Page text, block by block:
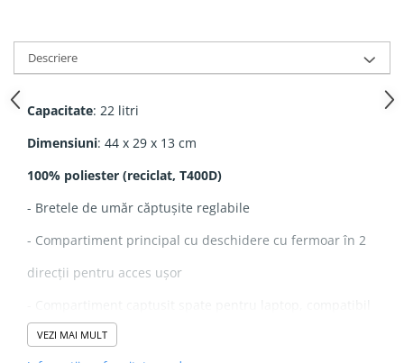
Descriere
Capacitate: 22 litri
Dimensiuni: 44 x 29 x 13 cm
100% poliester (reciclat, T400D)
- Bretele de umăr căptușite reglabile
- Compartiment principal cu deschidere cu fermoar în 2
direcții pentru acces ușor
pana la 16"
VEZI MAI MULT